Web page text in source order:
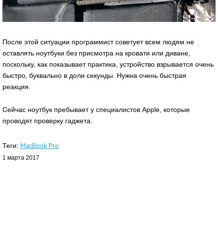
После этой ситуации программист советует всем людям не
оставлять ноутбуки без присмотра на кровати или диване,
поскольку, как показывает практика, устройство взрывается очень
быстро, буквально в доли секунды. Нужна очень быстрая
реакция.
Сейчас ноутбук пребывает у специалистов Apple, которые
проводят проверку гаджета.
Теги: MacBook Pro
1 марта 2017